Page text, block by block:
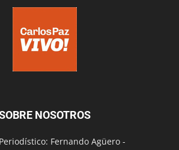
NOSOTROS
Fernando Agüero -